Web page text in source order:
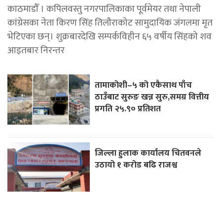
काठमाडाैँ । कपिलवस्तु नगरपालिकाका पूर्वमेयर तथा नेपाली
कांग्रेसका नेता किरण सिंह तिलौराकोट सामुदायिक जंगलमा मृत
भेटिएका छन्। शुक्रबारदेखि सम्पर्कविहीन ६५ वर्षीय सिंहको शव
आइतबार निरन्तर
तामाकोशी–५ को एकैसाथ पाँच
ठाउँबाट सुरुङ खन्न सुरु,समग्र वित्तीय
प्रगति २५.९० प्रतिशत
जिल्ला हुलाक कार्यालय चितवनले
उठायो १ करोड बढि राजश्व